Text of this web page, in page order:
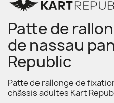
Patte de
de nassau
Republic
Patte de rallonge de
châssis adultes Kart